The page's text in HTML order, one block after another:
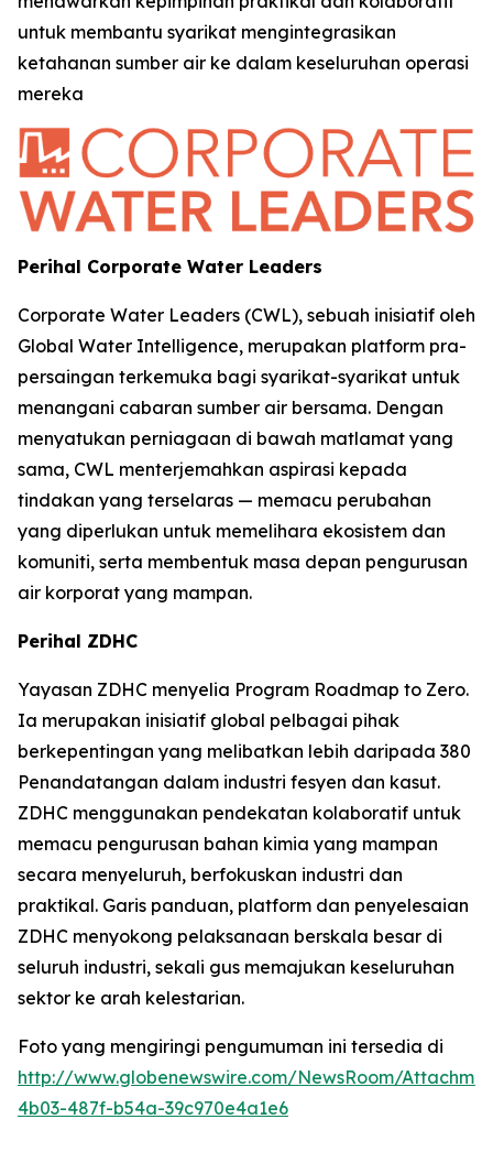
untuk membantu syarikat mengintegrasikan
ketahanan sumber air ke dalam keseluruhan operasi
mereka
Perihal Corporate Water Leaders
Corporate Water Leaders (CWL), sebuah inisiatif oleh
Global Water Intelligence, merupakan platform pra-
persaingan terkemuka bagi syarikat-syarikat untuk
menangani cabaran sumber air bersama. Dengan
menyatukan perniagaan di bawah matlamat yang
sama, CWL menterjemahkan aspirasi kepada
tindakan yang terselaras — memacu perubahan
yang diperlukan untuk memelihara ekosistem dan
komuniti, serta membentuk masa depan pengurusan
air korporat yang mampan.
Perihal ZDHC
Yayasan ZDHC menyelia Program Roadmap to Zero.
Ia merupakan inisiatif global pelbagai pihak
berkepentingan yang melibatkan lebih daripada 380
Penandatangan dalam industri fesyen dan kasut.
ZDHC menggunakan pendekatan kolaboratif untuk
memacu pengurusan bahan kimia yang mampan
secara menyeluruh, berfokuskan industri dan
praktikal. Garis panduan, platform dan penyelesaian
ZDHC menyokong pelaksanaan berskala besar di
seluruh industri, sekali gus memajukan keseluruhan
sektor ke arah kelestarian.
Foto yang mengiringi pengumuman ini tersedia di
http://www.globenewswire.com/NewsRoom/
4b03-487f-b54a-39c970e4a1e6